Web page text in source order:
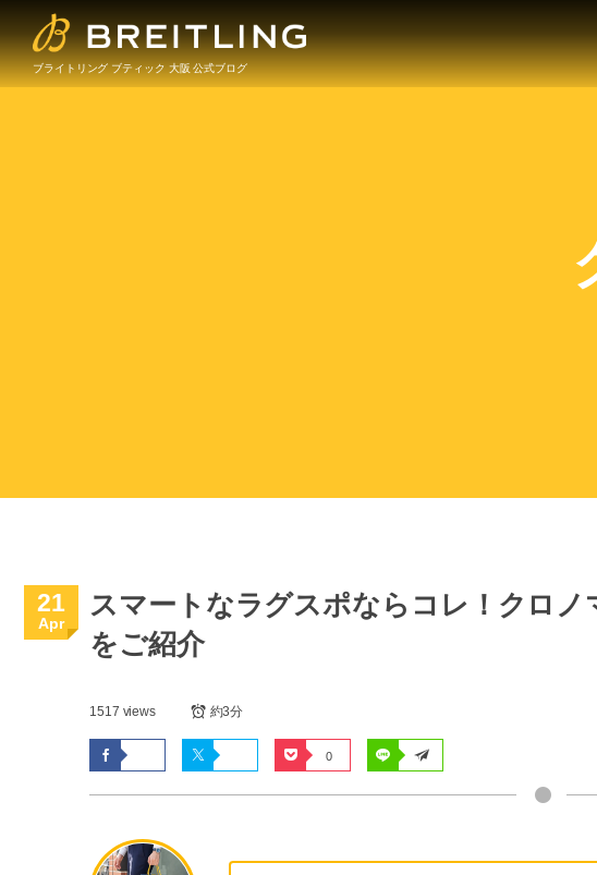
ブライトリング ブティック 大阪 公式ブログ
21
Apr
スマートなラグスポならコレ！クロ
をご紹介
1517 views 約3分
0